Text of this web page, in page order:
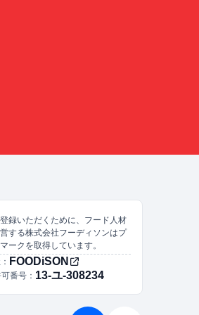
録いただくために、フード人材
する株式会社フーディソンはプ
ークを取得しています。
FOODiSON
番号： 13-ユ-308234